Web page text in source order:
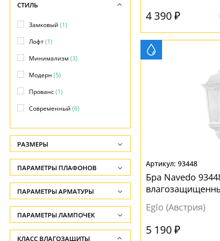
4 390 ₽
93448
Бра Navedo
Eglo (Австрия)
5 190 ₽
СТИЛЬ
Замковый (1)
Лофт(1)
Минимализм (3)
Модерн (5)
Прованс(1)
Современный (6)
РАЗМЕРЫ
Высота, см
-
Глубина, см
-
Ширина, см
ПАРАМЕТРЫ ПЛАФОНОВ
ФОРМА ПЛАФОНА
Декоративный(4)
Цилиндр(3)
ПАРАМЕТРЫ АРМАТУРЫ
ЦВЕТ АРМАТУРЫ
Белый(2)
ПАРАМЕТРЫ ЛАМПОЧЕК
Количество ламп
КЛАСС ВЛАГОЗАЩИТЫ